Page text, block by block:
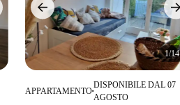
1/14
APPARTAMENTO■
DISPONIBILE DAL 07
AGOSTO